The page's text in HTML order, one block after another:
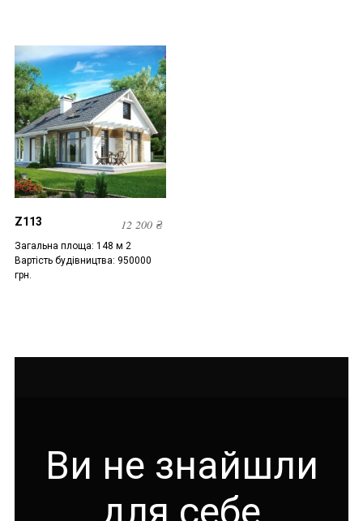
Z113 12 200₴
Загальна площа: 148 м 2
Вартість будівництва: 950000
грн.
Ви не знайшли